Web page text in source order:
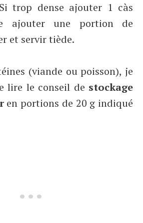
trop dense ajouter 1 càs
ajouter une portion de
et servir tiède.
(viande ou poisson), je
lire le conseil de stockage
en portions de 20 g indiqué